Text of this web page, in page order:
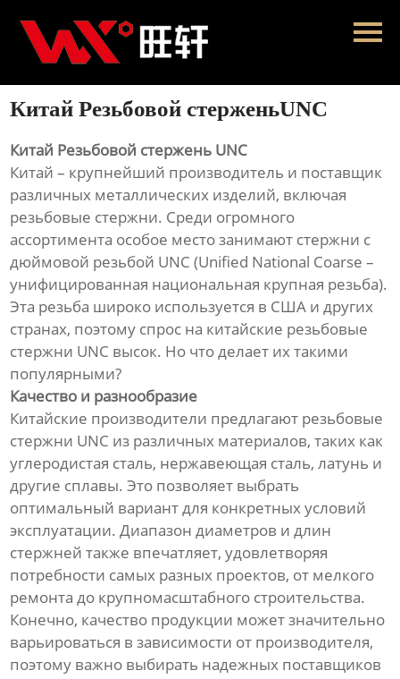
Главная
Продукция
Новости
О нас
Контакты
Китай Резьбовой стерженьUNC
Китай Резьбовой стержень UNC
Китай – крупнейший производитель и поставщик
различных металлических изделий, включая
резьбовые стержни. Среди огромного
ассортимента особое место занимают стержни с
дюймовой резьбой UNC (Unified National Coarse –
унифицированная национальная крупная резьба).
Эта резьба широко используется в США и других
странах, поэтому спрос на китайские резьбовые
стержни UNC высок. Но что делает их такими
популярными?
Качество и разнообразие
Китайские производители предлагают резьбовые
стержни UNC из различных материалов, таких как
углеродистая сталь, нержавеющая сталь, латунь и
другие сплавы. Это позволяет выбрать
оптимальный вариант для конкретных условий
эксплуатации. Диапазон диаметров и длин
стержней также впечатляет, удовлетворяя
потребности самых разных проектов, от мелкого
ремонта до крупномасштабного строительства.
Конечно, качество продукции может значительно
варьироваться в зависимости от производителя,
поэтому важно выбирать надежных поставщиков